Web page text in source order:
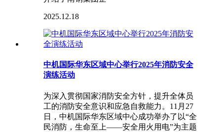
2025.12.18
中机国际华东区域中心举行2025年消防安全
演练活动
为深入贯彻国家消防安全方针，提升全体员
工的消防安全意识和应急自救能力。11月27
日，中机国际华东区域中心成功举办了以“全
民消防，生命至上——安全用火用电”为主题